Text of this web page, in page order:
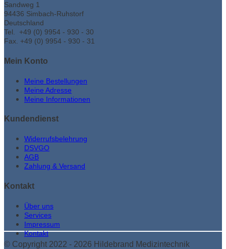
Sandweg 1
94436 Simbach-Ruhstorf
Deutschland
Tel. +49 (0) 9954 - 930 - 30
Fax. +49 (0) 9954 - 930 - 31
Mein Konto
Meine Bestellungen
Meine Adresse
Meine Informationen
Kundendienst
Widerrufsbelehrung
DSVGO
AGB
Zahlung & Versand
Kontakt
Über uns
Services
Impressum
Kontakt
© Copyright 2022 - 2026 Hildebrand Medizintechnik